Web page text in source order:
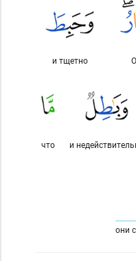
и тщетно
и
что
они